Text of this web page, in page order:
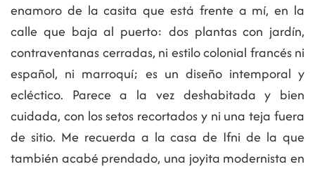
enamoro de la casita que está frente a mí, en la
calle que baja al puerto: dos plantas con jardín,
contraventanas cerradas, ni estilo colonial francés ni
español, ni marroquí; es un diseño intemporal y
ecléctico. Parece a la vez deshabitada y bien
cuidada, con los setos recortados y ni una teja fuera
de sitio. Me recuerda a la casa de Ifni de la que
también acabé prendado, una joyita modernista en